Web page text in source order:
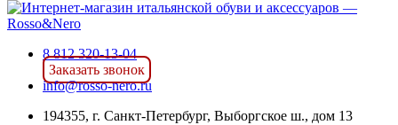
8 812 320-13-04
Заказать звонок
info@rosso-nero.ru
194355, г. Санкт-Петербург, Выборгское ш., дом 13